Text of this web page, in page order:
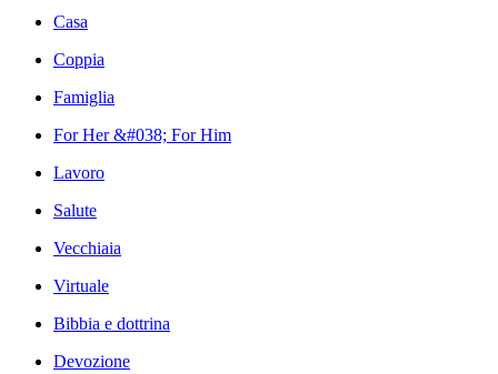
Casa
Coppia
Famiglia
For Her &#038; For Him
Lavoro
Salute
Vecchiaia
Virtuale
Bibbia e dottrina
Devozione